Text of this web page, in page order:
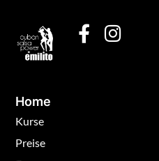
Home
Kurse
Preise